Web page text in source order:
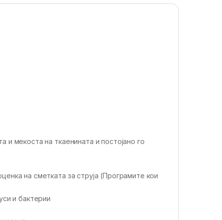
и мекоста на ткаенината и постојано го
на сметката за струја (Програмите кои
и бактерии